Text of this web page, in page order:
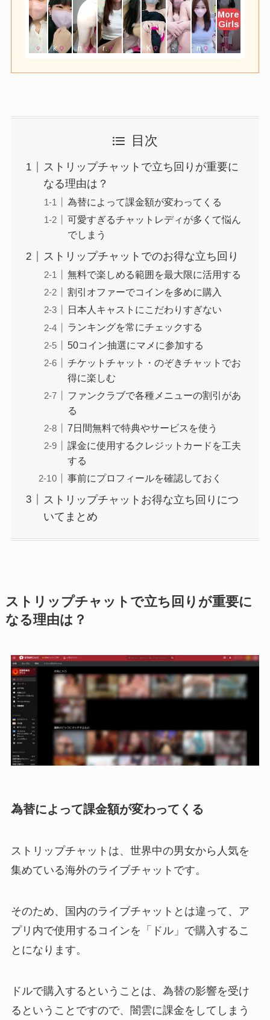
目次
ストリップチャットで立ち回りが重要に
なる理由は？
為替によって課金額が変わってくる
可愛すぎるチャットレディが多くて悩ん
でしまう
ストリップチャットでのお得な立ち回り
無料で楽しめる範囲を最大限に活用する
割引オファーでコインを多めに購入
日本人キャストにこだわりすぎない
ランキングを常にチェックする
50コイン抽選にマメに参加する
チケットチャット・のぞきチャットでお
得に楽しむ
ファンクラブで各種メニューの割引があ
る
7日間無料で特典やサービスを使う
課金に使用するクレジットカードを工夫
する
事前にプロフィールを確認しておく
ストリップチャットお得な立ち回りにつ
いてまとめ
ストリップチャットで立ち回りが重要に
なる理由は？
為替によって課金額が変わってくる
ストリップチャットは、世界中の男女から人気を
集めている海外のライブチャットです。
そのため、国内のライブチャットとは違って、ア
プリ内で使用するコインを「ドル」で購入するこ
とになります。
ドルで購入するということは、為替の影響を受け
るということですので、闇雲に課金をしてしまう